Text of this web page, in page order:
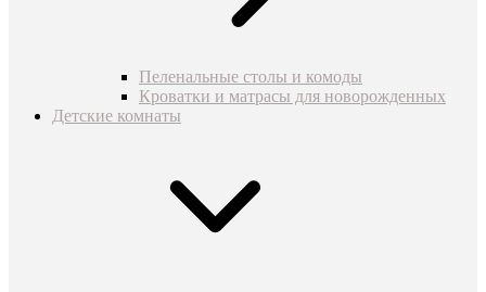
Пеленальные столы и комоды
Кроватки и матрасы для новорожденных
Детские комнаты